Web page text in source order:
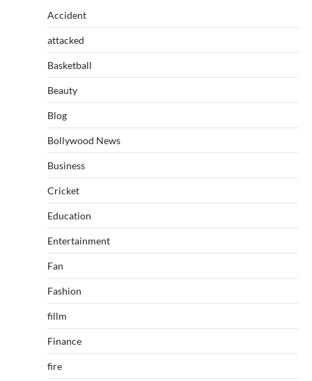
Accident
attacked
Basketball
Beauty
Blog
Bollywood News
Business
Cricket
Education
Entertainment
Fan
Fashion
fillm
Finance
fire